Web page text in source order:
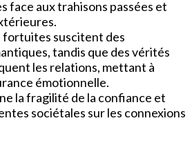
face aux trahisons passées et
fortuites suscitent des
tandis que des vérités
les relations, mettant à
émotionnelle.
la fragilité de la confiance et
sociétales sur les connexions